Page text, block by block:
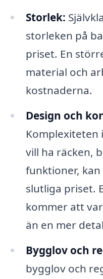
Storlek:
storleken på
priset. En
material och
kostnaderna.
Design och
Komplexiteten
vill ha räcken,
funktioner,
slutliga priset.
kommer att
än en mer
Bygglov och
bygglov och